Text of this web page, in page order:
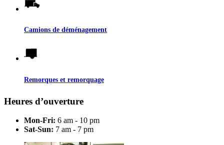
Camions de déménagement
Remorques et remorquage
Heures d’ouverture
Mon-Fri: 6 am - 10 pm
Sat-Sun: 7 am - 7 pm